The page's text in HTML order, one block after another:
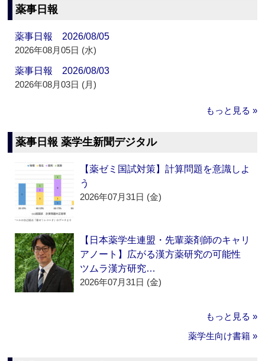
薬事日報
薬事日報 2026/08/05
2026年08月05日 (水)
薬事日報 2026/08/03
2026年08月03日 (月)
もっと見る »
薬事日報 薬学生新聞デジタル
【薬ゼミ国試対策】計算問題を意識しよ
う
2026年07月31日 (金)
【日本薬学生連盟・先輩薬剤師のキャリ
アノート】広がる漢方薬研究の可能性
ツムラ漢方研究…
2026年07月31日 (金)
もっと見る »
薬学生向け書籍 »